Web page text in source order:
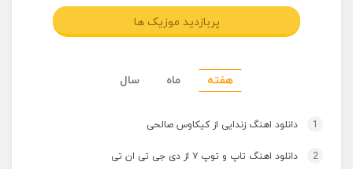
پربازدید موزیک ها
هفته ماه سال
1 دانلود اهنگ زندایی از کیکاوس صالحی
2 دانلود اهنگ تاپ و توپ ۷ از دی جی تی ان تی